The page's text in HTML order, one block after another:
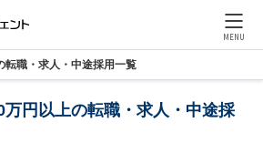
MENU
転職・求人・中途採用一覧
円以上の転職・求人・中途採